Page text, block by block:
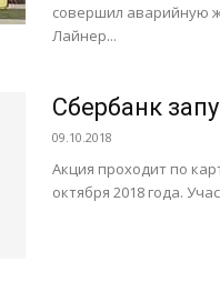
совершил аварийную
Лайнер...
Сбербанк
09.10.2018
Акция проходит по
октября 2018 года.